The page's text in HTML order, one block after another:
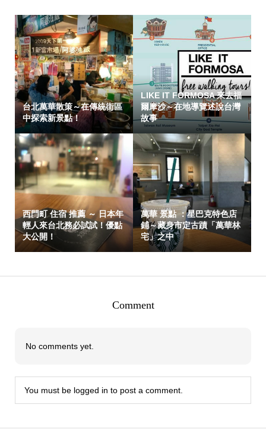
台北萬華散策～在傳統街區
中探索新景點！
LIKE IT FORMOSA 來去福
爾摩沙～在地導覽述說台灣
故事
西門町 住宿 推薦 ～ 日本年
輕人來台北務必試試！優點
大公開！
萬華 景點 ：星巴克特色店
鋪～藏身市定古蹟「萬華林
宅」之中
Comment
No comments yet.
You must be logged in to post a comment.